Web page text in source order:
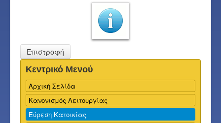
Επιστροφή
Κεντρικό Μενού
Αρχική Σελίδα
Κανονισμός Λειτουργίας
Εύρεση Κατοικίας